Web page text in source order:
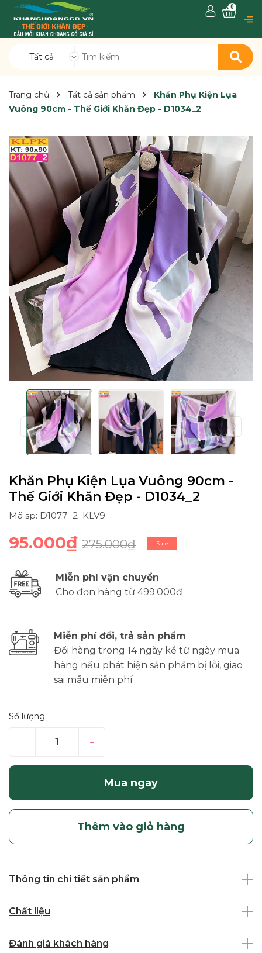
Tất cả
0
Trang chủ Tất cả sản phẩm
Khăn Phụ Kiện Lụa
Vuông 90cm - Thế Giới Khăn Đẹp - D1034_2
Khăn Phụ Kiện Lụa Vuông 90cm -
Thế Giới Khăn Đẹp - D1034_2
Mã sp: D1077_2_KLV9
95.000₫ 275.000₫ Sale
Miễn phí vận chuyển
Cho đơn hàng từ 499.000đ
Miễn phí đổi, trả sản phẩm
Đổi hàng trong 14 ngày kể từ ngày mua
hàng nếu phát hiện sản phẩm bị lỗi, giao
sai mẫu miễn phí
Số lượng:
– +
Mua ngay
Thêm vào giỏ hàng
Thông tin chi tiết sản phẩm
Chất liệu
Đánh giá khách hàng